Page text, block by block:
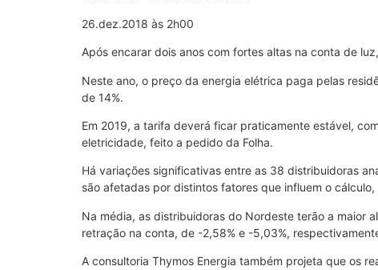
26.dez.2018 às 2h00
Após encarar dois anos com fortes altas na conta de
Neste ano, o preço da energia elétrica paga pelas
de 14%.
Em 2019, a tarifa deverá ficar praticamente estável,
eletricidade, feito a pedido da Folha.
Há variações significativas entre as 38 distribuidoras
são afetadas por distintos fatores que influem o
Na média, as distribuidoras do Nordeste terão a maior
retração na conta, de -2,58% e -5,03%,
A consultoria Thymos Energia também projeta que os